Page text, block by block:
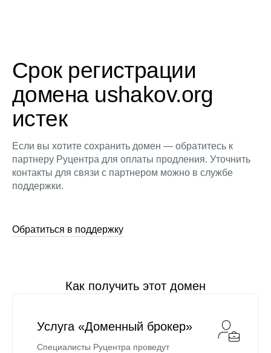
Срок регистрации
домена ushakov.org
истек
Если вы хотите сохранить домен — обратитесь к
партнеру Руцентра для оплаты продления. Уточнить
контакты для связи с партнером можно в службе
поддержки.
Обратиться в поддержку
Как получить этот домен
Услуга «Доменный брокер»
Специалисты Руцентра проведут